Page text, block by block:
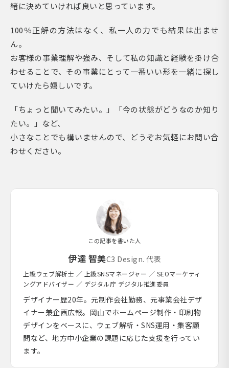
緒に決めていければ良いと思っています。
100％正解の方法はなく、私一人の力でも結果は出ませ
ん。
お客様の事業理解や強み、そして私の知識と経験を掛け合
わせることで、その事業にとって一番いい形を一緒に探し
ていけたら嬉しいです。
「ちょっと聞いてみたい。」「今の状態がどうなのか知り
たい。」など、
小さなことでも構いませんので、どうぞお気軽にお問い合
わせください。
この記事を書いた人
伊達 智美C3 Design. 代表
上級ウェブ解析士 ／ 上級SNSマネージャー ／ SEOマーケティ
ングアドバイザー ／ デジタル庁 デジタル推進委員
デザイナー歴20年。元制作会社勤務、元事業会社デザ
イナー兼企画広報。岡山でホームページ制作・印刷物
デザインをベースに、ウェブ解析・SNS運用・集客顧
問など、地方中小企業の課題に応じた支援を行ってい
ます。